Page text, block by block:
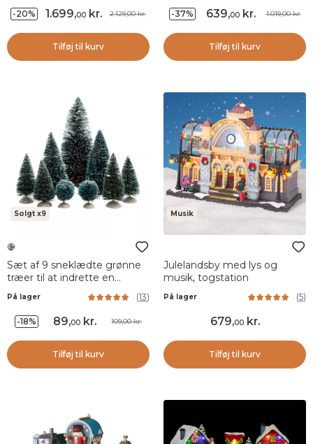
-20% 1.699,00kr. 2.129,00 kr.
Tilføj til kurv
-37% 639,00kr. 1.019,00 kr.
Tilføj til kurv
Solgt x9
Sæt af 9 sneklædte grønne
træer til at indrette en
landsby
På lager (13)
-18% 89,00kr. 109,00 kr.
Tilføj til kurv
Musik
Julelandsby med lys og
musik, togstation
På lager (5)
679,00kr.
Tilføj til kurv